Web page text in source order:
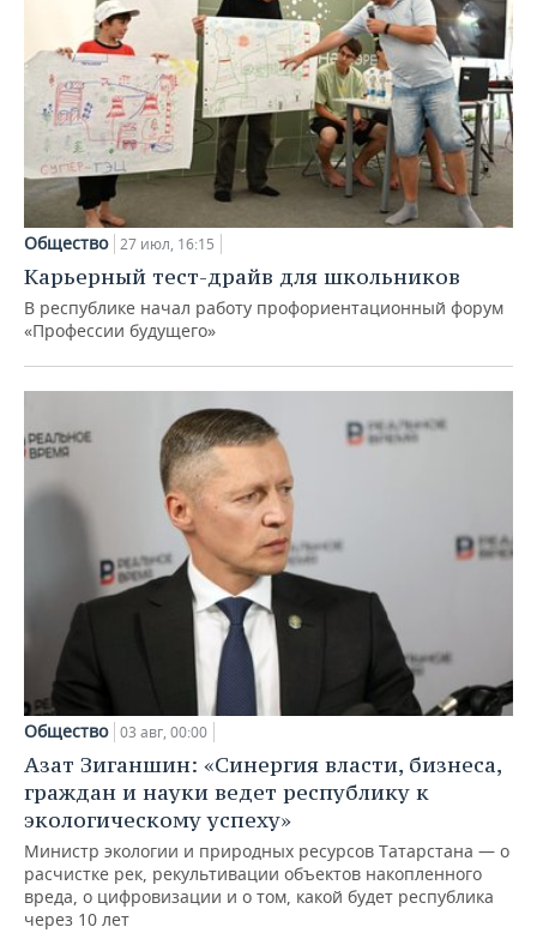
Общество 27 июл, 16:15
Карьерный тест-драйв для школьников
В республике начал работу профориентационный форум
«Профессии будущего»
Общество 03 авг, 00:00
Азат Зиганшин: «Синергия власти, бизнеса,
граждан и науки ведет республику к
экологическому успеху»
Министр экологии и природных ресурсов Татарстана — о
расчистке рек, рекультивации объектов накопленного
вреда, о цифровизации и о том, какой будет республика
через 10 лет